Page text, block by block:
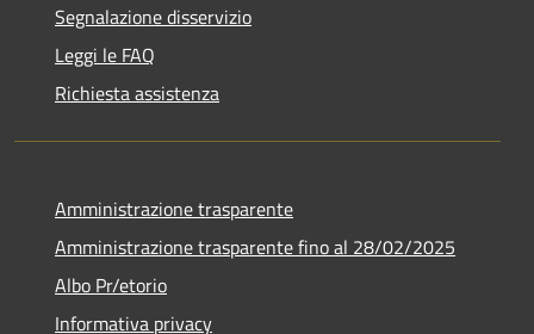
Segnalazione disservizio
Leggi le FAQ
Richiesta assistenza
Amministrazione trasparente
Amministrazione trasparente fino al 28/02/2025
Albo Pr/etorio
Informativa privacy